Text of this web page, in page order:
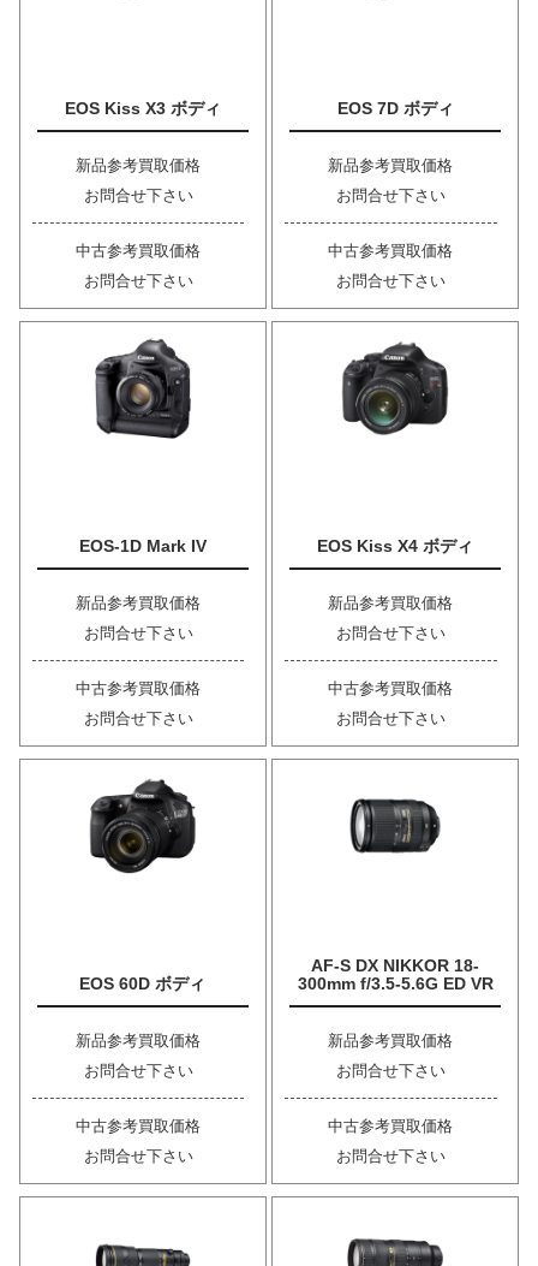
EOS Kiss X3 ボディ
新品参考買取価格
お問合せ下さい
中古参考買取価格
お問合せ下さい
EOS 7D ボディ
新品参考買取価格
お問合せ下さい
中古参考買取価格
お問合せ下さい
EOS-1D Mark IV
新品参考買取価格
お問合せ下さい
中古参考買取価格
お問合せ下さい
EOS Kiss X4 ボディ
新品参考買取価格
お問合せ下さい
中古参考買取価格
お問合せ下さい
EOS 60D ボディ
新品参考買取価格
お問合せ下さい
中古参考買取価格
お問合せ下さい
AF-S DX NIKKOR 18-
300mm f/3.5-5.6G ED VR
新品参考買取価格
お問合せ下さい
中古参考買取価格
お問合せ下さい